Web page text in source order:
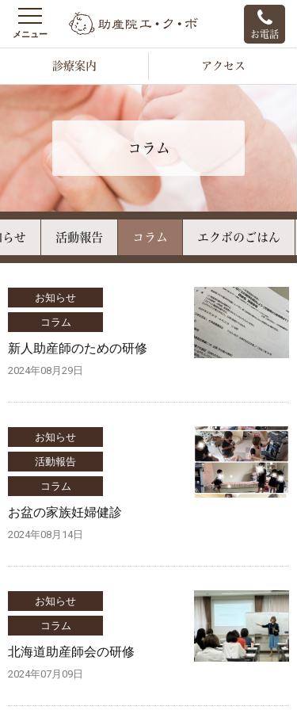
お電話
診療案内 アクセス
コラム
せ 活動報告 コラム エクボのごはん
お知らせ
コラム
新人助産師のための研修
2024年08月29日
お知らせ
活動報告
コラム
お盆の家族妊婦健診
2024年08月14日
お知らせ
コラム
北海道助産師会の研修
2024年07月09日